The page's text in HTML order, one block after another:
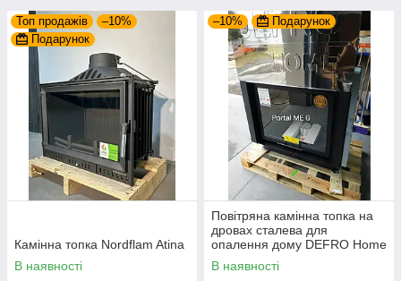
Топ продажів
–10%
Подарунок
Камінна топка Nordflam Atina
В наявності
–10% Подарунок
Повітряна камінна топка на
дровах сталева для
опалення дому DEFRO Home
PORTAL ME G з підйомними
дверцятами
В наявності